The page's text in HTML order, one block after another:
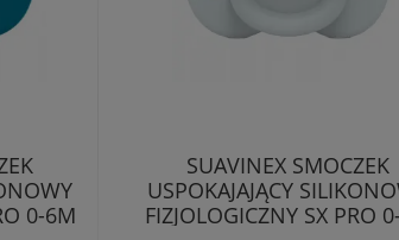
0-6M
SUAVINEX SMOCZEK
USPOKAJAJĄCY
FIZJOLOGICZNY SX PRO